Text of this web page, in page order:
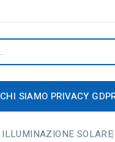
CHI SIAMO PRIVACY
ILLUMINAZIONE SOLARE